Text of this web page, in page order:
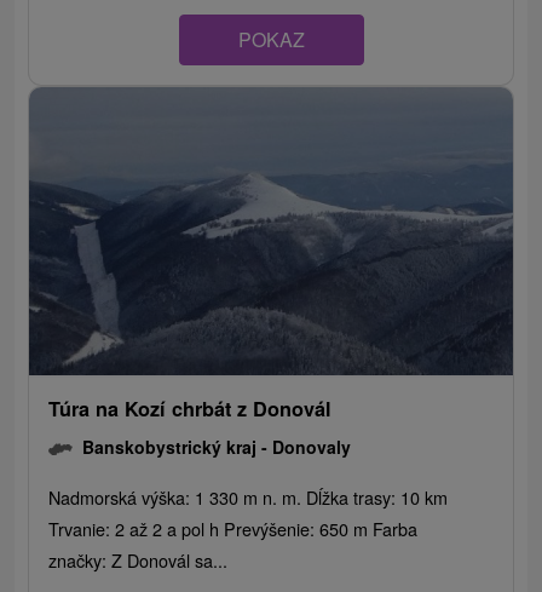
POKAZ
Túra na Kozí chrbát z Donovál
Banskobystrický kraj - Donovaly
Nadmorská výška: 1 330 m n. m. Dĺžka trasy: 10 km
Trvanie: 2 až 2 a pol h Prevýšenie: 650 m Farba
značky: Z Donovál sa...